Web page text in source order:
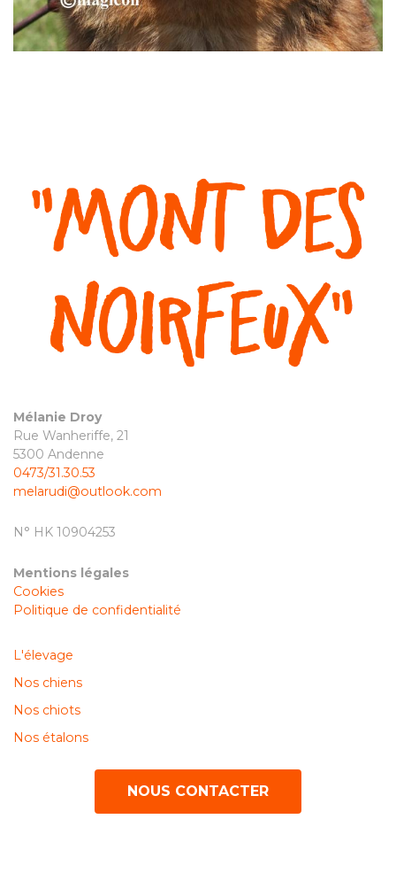
Mélanie Droy
Rue Wanheriffe, 21
5300 Andenne
0473/31.30.53
melarudi@outlook.com
N° HK 10904253
Mentions légales
Cookies
Politique de confidentialité
L'élevage
Nos chiens
Nos chiots
Nos étalons
NOUS CONTACTER